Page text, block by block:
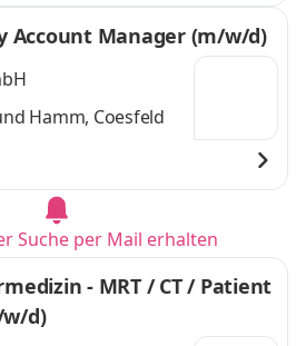
Account Manager (m/w/d)
Hamm, Coesfeld
Suche per Mail erhalten
- MRT / CT / Patient
d)